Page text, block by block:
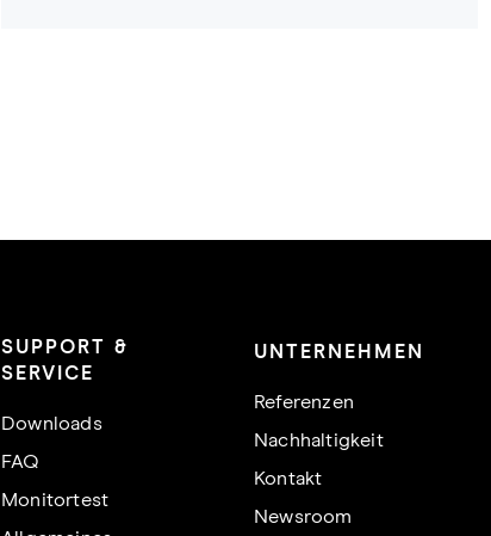
SUPPORT &
SERVICE
Downloads
FAQ
Monitortest
UNTERNEHMEN
Referenzen
Nachhaltigkeit
Kontakt
Newsroom